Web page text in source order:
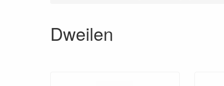
Dweilen